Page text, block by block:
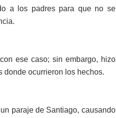
a los padres para que no se
ese caso; sin em­bargo, hizo
donde ocurrieron los hechos.
paraje de San­tiago, causando